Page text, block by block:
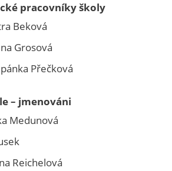
pracovníky školy
Beková
Grosová
Přečková
– jmenováni
Medunová
Reichelová